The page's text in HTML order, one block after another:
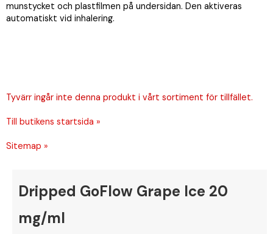
munstycket och plastfilmen på undersidan. Den aktiveras
automatiskt vid inhalering.
Tyvärr ingår inte denna produkt i vårt sortiment för tillfället.
Till butikens startsida »
Sitemap »
Dripped GoFlow Grape Ice 20
mg/ml